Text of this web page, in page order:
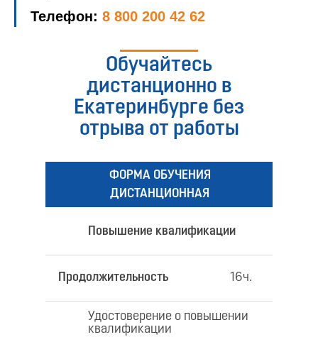
Телефон: 8 800 200 42 62
Обучайтесь
дистанционно в
Екатеринбурге без
отрыва от работы
ФОРМА ОБУЧЕНИЯ
ДИСТАНЦИОННАЯ
Повышение квалификации
Продолжительность
Удостоверение о повышении
квалификации
16ч.